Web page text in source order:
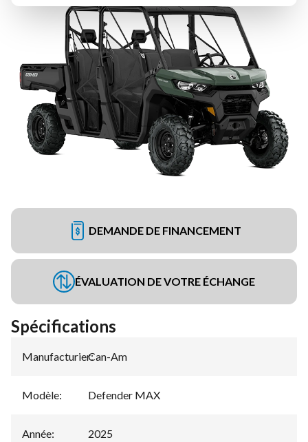
DEMANDE DE FINANCEMENT
ÉVALUATION DE VOTRE ÉCHANGE
Spécifications
Manufacturier:
Can-Am
Modèle: Defender MAX
Année: 2025